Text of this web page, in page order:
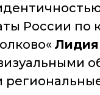
России по